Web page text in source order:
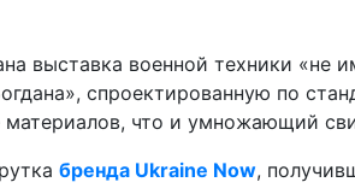
выставка военной техники
спроектированную по
материалов, что и умножающий
бренда Ukraine Now,